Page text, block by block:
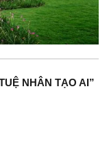
NHÂN TẠO AI”